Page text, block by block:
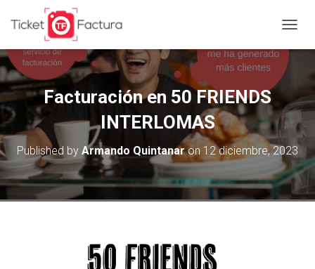
O
E
I
G
A
T
Facturación en 50 FRIENDS
INTERLOMAS
Published by Armando Quintanaron 12 diciembre, 2023